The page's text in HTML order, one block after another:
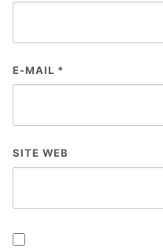
E-MAIL *
SITE WEB